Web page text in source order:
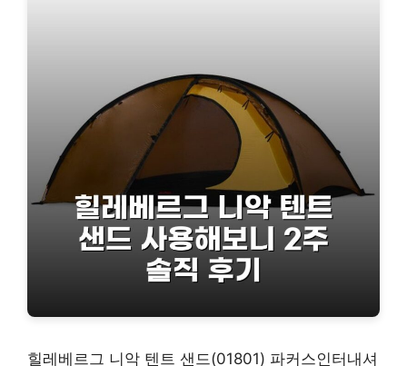
힐레베르그 니악 텐트 샌드(01801) 파커스인터내셔